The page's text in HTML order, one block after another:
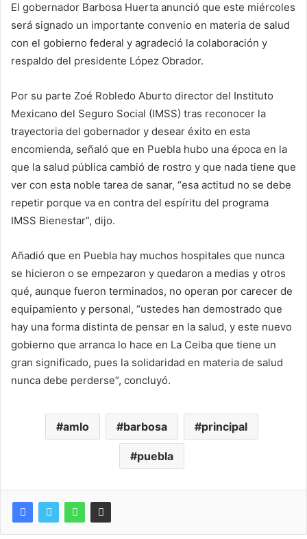
El gobernador Barbosa Huerta anunció que este miércoles
será signado un importante convenio en materia de salud
con el gobierno federal y agradeció la colaboración y
respaldo del presidente López Obrador.
Por su parte Zoé Robledo Aburto director del Instituto
Mexicano del Seguro Social (IMSS) tras reconocer la
trayectoria del gobernador y desear éxito en esta
encomienda, señaló que en Puebla hubo una época en la
que la salud pública cambió de rostro y que nada tiene que
ver con esta noble tarea de sanar, “esa actitud no se debe
repetir porque va en contra del espíritu del programa
IMSS Bienestar”, dijo.
Añadió que en Puebla hay muchos hospitales que nunca
se hicieron o se empezaron y quedaron a medias y otros
qué, aunque fueron terminados, no operan por carecer de
equipamiento y personal, “ustedes han demostrado que
hay una forma distinta de pensar en la salud, y este nuevo
gobierno que arranca lo hace en La Ceiba que tiene un
gran significado, pues la solidaridad en materia de salud
nunca debe perderse”, concluyó.
amlo barbosa principal
puebla